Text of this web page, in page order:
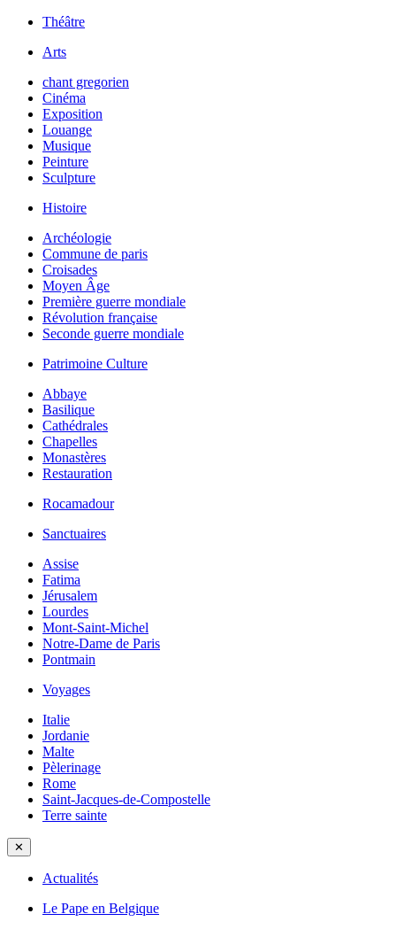
Théâtre
Arts
chant gregorien
Cinéma
Exposition
Louange
Musique
Peinture
Sculpture
Histoire
Archéologie
Commune de paris
Croisades
Moyen Âge
Première guerre mondiale
Révolution française
Seconde guerre mondiale
Patrimoine Culture
Abbaye
Basilique
Cathédrales
Chapelles
Monastères
Restauration
Rocamadour
Sanctuaires
Assise
Fatima
Jérusalem
Lourdes
Mont-Saint-Michel
Notre-Dame de Paris
Pontmain
Voyages
Italie
Jordanie
Malte
Pèlerinage
Rome
Saint-Jacques-de-Compostelle
Terre sainte
✕
Actualités
Le Pape en Belgique